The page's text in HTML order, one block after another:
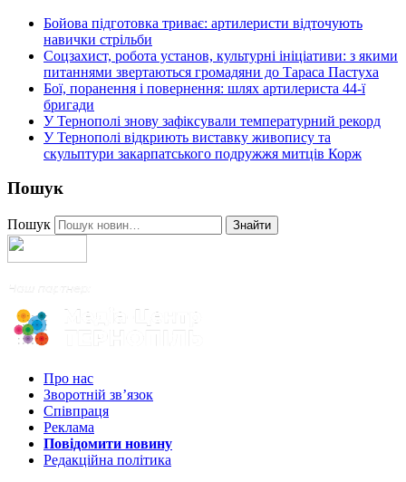
Бойова підготовка триває: артилеристи відточують
навички стрільби
Соцзахист, робота установ, культурні ініціативи: з якими
питаннями звертаються громадяни до Тараса Пастуха
Бої, поранення і повернення: шлях артилериста 44-ї
бригади
У Тернополі знову зафіксували температурний рекорд
У Тернополі відкриють виставку живопису та
скульптури закарпатського подружжя митців Корж
Пошук
Пошук Знайти
Про нас
Зворотній зв’язок
Співпраця
Реклама
Повідомити новину
Редакційна політика